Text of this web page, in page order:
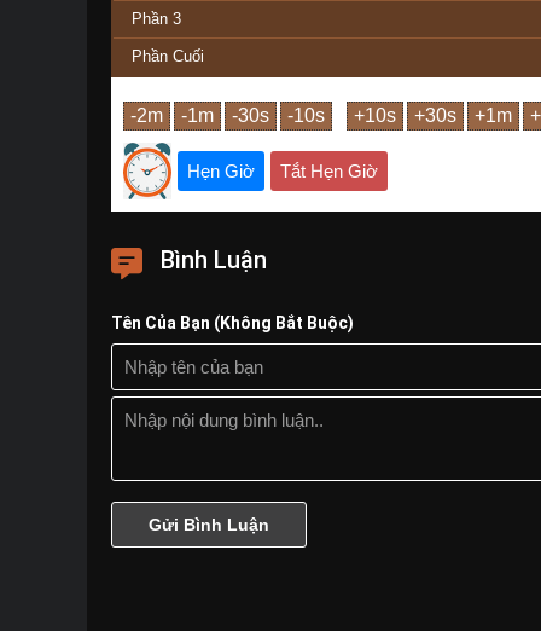
Phần 3
Phần Cuối
Hẹn Giờ Tắt Hẹn Giờ
Bình Luận
Tên Của Bạn (Không Bắt Buộc)